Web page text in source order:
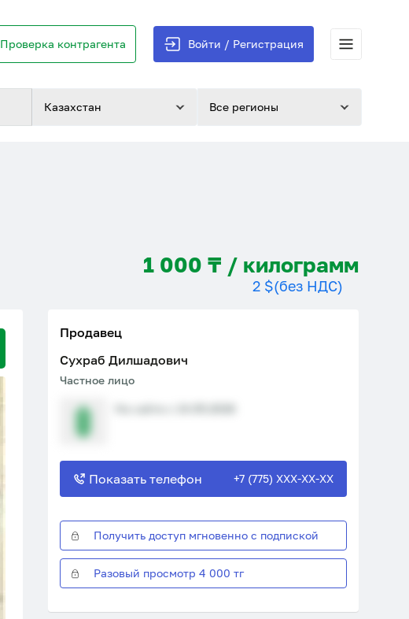
Проверка контрагента Войти / Регистрация
Казахстан Все регионы
1 000 ₸ / килограмм
2 $(без НДС)
Продавец
Сухраб Дилшадович
Частное лицо
Показать телефон +7 (775) XXX-XX-XX
Получить доступ мгновенно с подпиской
Разовый просмотр 4 000 тг